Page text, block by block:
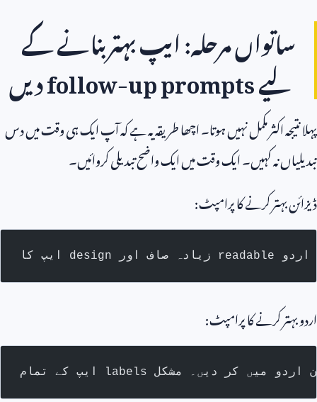
مرحلہ: ایپ بہتر بنانے کے
follow-up promptsدیں
اکثر مکمل نہیں ہوتا۔ اچھا طریقہ یہ ہے کہ آپ ایک ہی وقت میں دس
نہ کہیں۔ ایک وقت میں ایک واضح تبدیلی کروائیں۔
بہتر کرنے کا پرامپٹ:
کرنے کا پرامپٹ: